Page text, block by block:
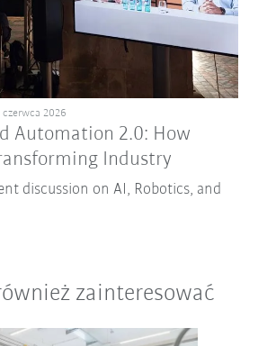
Automation 2.0: How
Industry
czerwca 2026
discussion on AI, Robotics, and
zainteresować